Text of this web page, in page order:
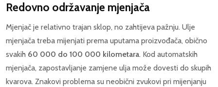
Redovno održavanje mjenjača
Mjenjač je relativno trajan sklop, no zahtijeva pažnju. Ulje
mjenjača treba mijenjati prema uputama proizvođača, obično
svakih 60 000 do 100 000 kilometara. Kod automatskih
mjenjača, zapostavljanje zamjene ulja može dovesti do skupih
kvarova. Znakovi problema su neobični zvukovi pri mijenjanju